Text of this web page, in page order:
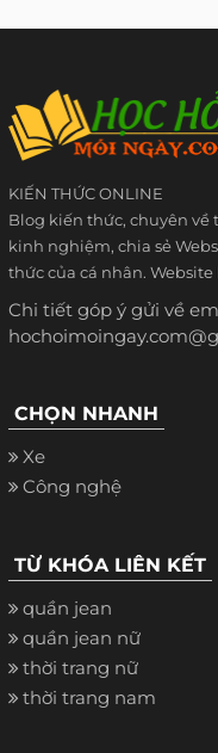
KIẾN THỨC ONLINE
Blog kiến thức, chuyên về
kinh nghiệm, chia sẻ
thức của cá nhân.
Chi tiết góp ý gửi về
CHỌN NHANH
Xe
Công nghệ
TỪ KHÓA LIÊN KẾT
quần jean
quần jean nữ
thời trang nữ
thời trang nam